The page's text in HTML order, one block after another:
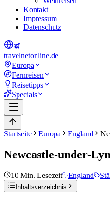
Kontakt
Impressum
Datenschutz
travelnetonline.de
Europa
Fernreisen
Reisetipps
Specials
Startseite Europa England
Newcastle-under-
10 Min. Lesezeit England
Inhaltsverzeichnis